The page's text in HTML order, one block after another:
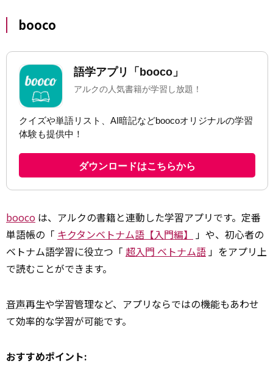
booco
booco は、アルクの書籍と連動した学習アプリです。定番
単語帳の「 キクタンベトナム語【入門編】
」や、初心者の
ベトナム語学習に役立つ「 超入門 ベトナム語 」をアプリ上
で読むことができます。
音声再生や学習管理など、アプリならではの機能もあわせ
て効率的な学習が可能です。
おすすめポイント: